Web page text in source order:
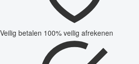
Veilig betalen 100% veilig afrekenen